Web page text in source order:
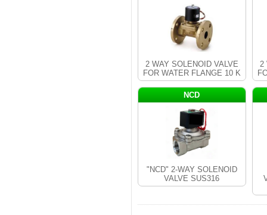
2 WAY SOLENOID VALVE
FOR WATER FLANGE 10 K
2
NCD
"NCD" 2-WAY SOLENOID
VALVE SUS316